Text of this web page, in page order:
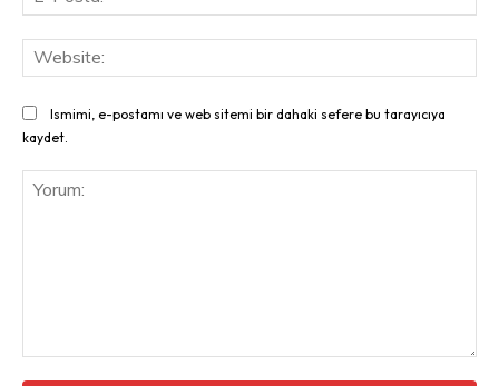
Ismimi, e-postamı ve web sitemi bir dahaki sefere bu tarayıcıya
kaydet.